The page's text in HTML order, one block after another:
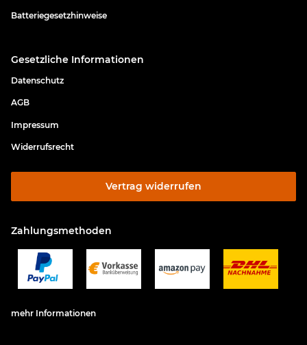
Batteriegesetzhinweise
Gesetzliche Informationen
Datenschutz
AGB
Impressum
Widerrufsrecht
Vertrag widerrufen
Zahlungsmethoden
mehr Informationen